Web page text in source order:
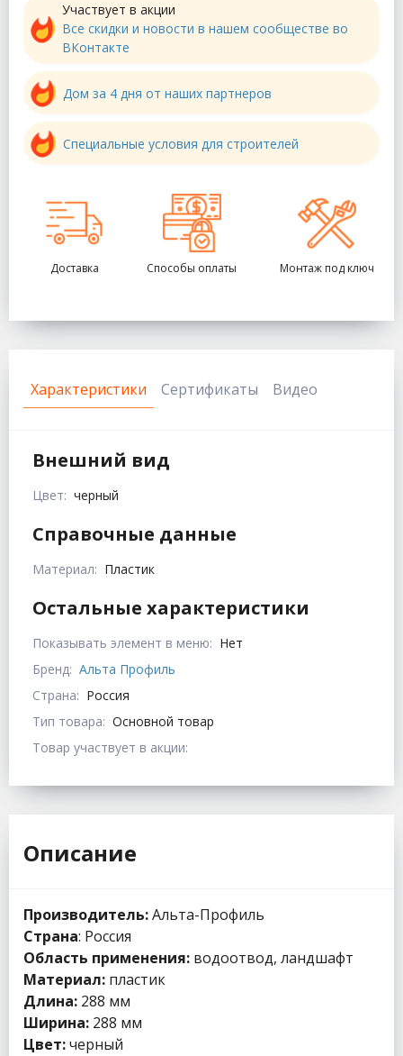
Участвует в акции
Все скидки и новости в нашем сообществе во
ВКонтакте
Дом за 4 дня от наших партнеров
Специальные условия для строителей
Доставка Способы оплаты Монтаж под ключ
Характеристики Сертификаты Видео
Внешний вид
Цвет: черный
Справочные данные
Материал: Пластик
Остальные характеристики
Показывать элемент в меню: Нет
Бренд: Альта Профиль
Страна: Россия
Тип товара: Основной товар
Товар участвует в акции:
Описание
Производитель:Альта-Профиль
Страна: Россия
Область применения: водоотвод, ландшафт
Материал: пластик
Длина: 288 мм
Ширина: 288 мм
Цвет:черный